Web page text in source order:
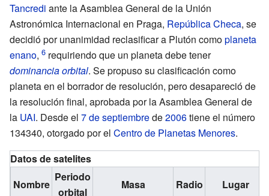
Tancredi ante la Asamblea General de la Unión
Astronómica Internacional en Praga, República Checa, se
decidió por unanimidad reclasificar a Plutón comoplaneta
enano,
requiriendo que un planeta debe tener
dominancia orbital. Se propuso su clasificación como
planeta en el borrador de resolución, pero desapareció de
la resolución final, aprobada por la Asamblea General de
la UAI. Desde el 7 de septiembrede2006tiene el número
134340, otorgado por el Centro de Planetas Menores.
Datos de satelites
Nombre
Periodo
orbital
Masa Radio Lugar